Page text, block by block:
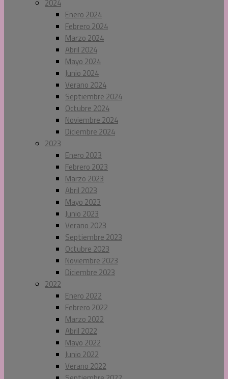
2024
Enero 2024
Febrero 2024
Marzo 2024
Abril 2024
Mayo 2024
Junio 2024
Verano 2024
Septiembre 2024
Octubre 2024
Noviembre 2024
Diciembre 2024
2023
Enero 2023
Febrero 2023
Marzo 2023
Abril 2023
Mayo 2023
Junio 2023
Verano 2023
Septiembre 2023
Octubre 2023
Noviembre 2023
Diciembre 2023
2022
Enero 2022
Febrero 2022
Marzo 2022
Abril 2022
Mayo 2022
Junio 2022
Verano 2022